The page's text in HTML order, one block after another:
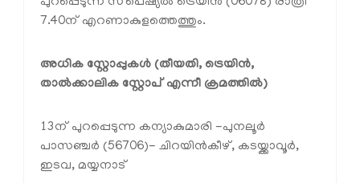
7.40ന് എറണാകുളത്തെത്തും.
അധിക സ്റ്റോപ്പുകൾ (തീയതി, ട്രെയിൻ,
താൽക്കാലിക സ്റ്റോപ് എന്നീ ക്രമത്തിൽ)
13ന് പുറപ്പെടുന്ന കന്യാകുമാരി -പുനലൂർ
പാസഞ്ചർ (56706)- ചിറയിൻകീഴ്, കടയ്ക്കാവൂർ,
ഇടവ, മയ്യനാട്